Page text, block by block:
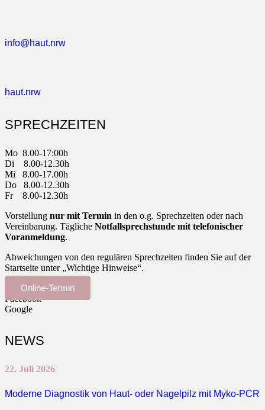
info@haut.nrw
haut.nrw
SPRECHZEITEN
Mo 8.00-17:00h
Di 8.00-12.30h
Mi 8.00-17.00h
Do 8.00-12.30h
Fr 8.00-12.30h
Vorstellung nur mit Termin in den o.g. Sprechzeiten oder nach
Vereinbarung. Tägliche Notfallsprechstunde mit telefonischer
Voranmeldung.
Abweichungen von den regulären Sprechzeiten finden Sie auf der
Startseite unter „Wichtige Hinweise“.
Online-Termin
Facebook
Google
NEWS
22. Juli 2026
Moderne Diagnostik von Haut- oder Nagelpilz mit Myko-PCR